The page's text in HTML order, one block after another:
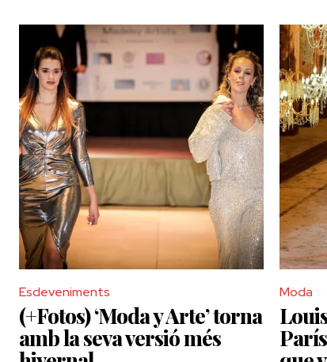
Esdeveniments
(+Fotos) ‘Moda y Arte’ torna
amb la seva versió més
Moda